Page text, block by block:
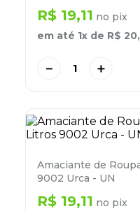
R$ 19,11 no pix
em até 1x de R$ 20,
＋
－
Amaciante de
9002 Urca - UN
R$ 19,11 no pix
º lapis
º marca texto